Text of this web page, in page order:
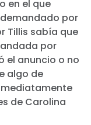
en el que
por
Tillis sabía que
por
el anuncio o no
algo de
de Carolina